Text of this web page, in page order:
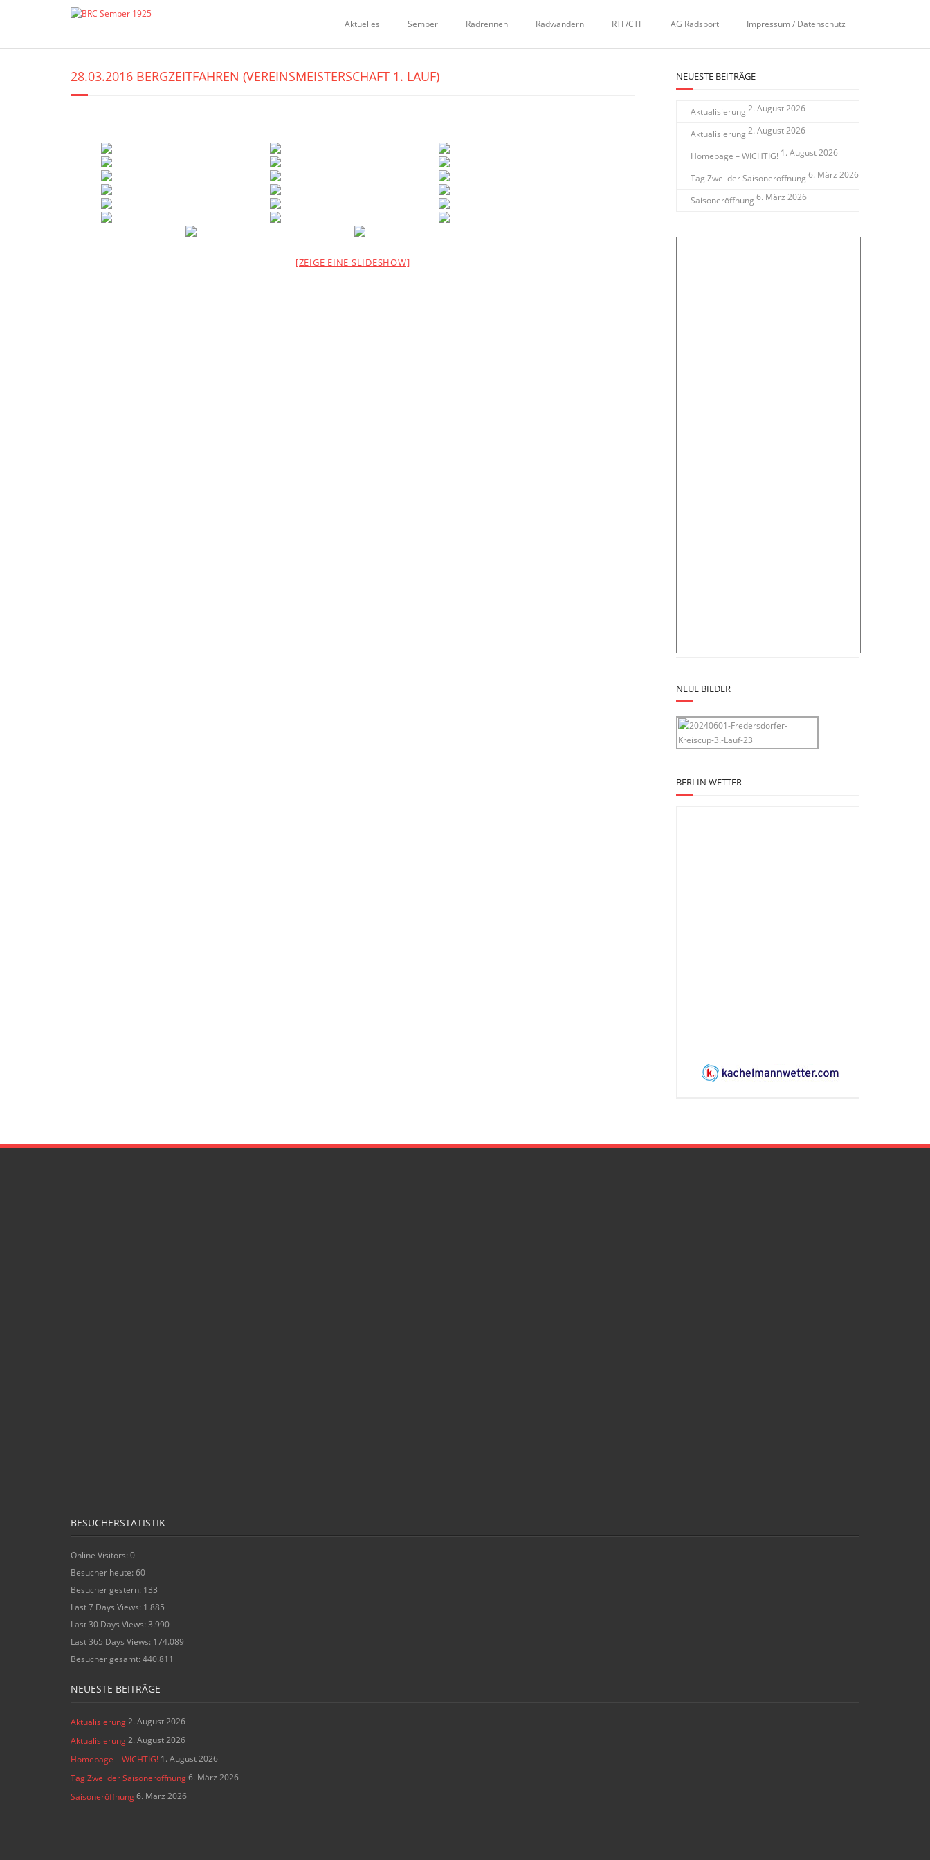
Aktuelles Semper Radrennen Radwandern RTF/CTF AG Radsport Impressum / Datenschutz
28.03.2016 BERGZEITFAHREN (VEREINSMEISTERSCHAFT 1. LAUF)
[ZEIGE EINE SLIDESHOW]
NEUESTE BEITRÄGE
Aktualisierung 2. August 2026
Aktualisierung 2. August 2026
Homepage – WICHTIG! 1. August 2026
Tag Zwei der Saisoneröffnung 6. März 2026
Saisoneröffnung 6. März 2026
NEUE BILDER
BERLIN WETTER
BESUCHERSTATISTIK
Online Visitors: 0
Besucher heute: 60
Besucher gestern: 133
Last 7 Days Views: 1.885
Last 30 Days Views: 3.990
Last 365 Days Views: 174.089
Besucher gesamt: 440.811
NEUESTE BEITRÄGE
Aktualisierung2. August 2026
Aktualisierung2. August 2026
Homepage – WICHTIG! 1. August 2026
Tag Zwei der Saisoneröffnung6. März 2026
Saisoneröffnung6. März 2026